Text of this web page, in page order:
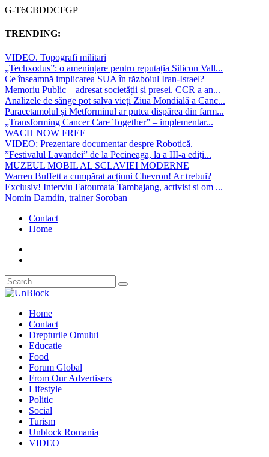
G-T6CBDDCFGP
TRENDING:
VIDEO. Topografi militari
„Techxodus”: o amenințare pentru reputația Silicon Vall...
Ce înseamnă implicarea SUA în războiul Iran-Israel?
Memoriu Public – adresat societății și presei. CCR a an...
Analizele de sânge pot salva vieți Ziua Mondială a Canc...
Paracetamolul și Metforminul ar putea dispărea din farm...
„Transforming Cancer Care Together” – implementar...
WACH NOW FREE
VIDEO: Prezentare documentar despre Robotică.
”Festivalul Lavandei” de la Pecineaga, la a III-a ediți...
MUZEUL MOBIL AL SCLAVIEI MODERNE
Warren Buffett a cumpărat acțiuni Chevron! Ar trebui?
Exclusiv! Interviu Fatoumata Tambajang, activist si om ...
Nomin Damdin, trainer Soroban
Contact
Home
Home
Contact
Drepturile Omului
Educatie
Food
Forum Global
From Our Advertisers
Lifestyle
Politic
Social
Turism
Unblock Romania
VIDEO